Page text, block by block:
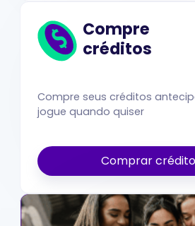
Compre
créditos
Compre seus créditos
jogue quando quiser
Comprar